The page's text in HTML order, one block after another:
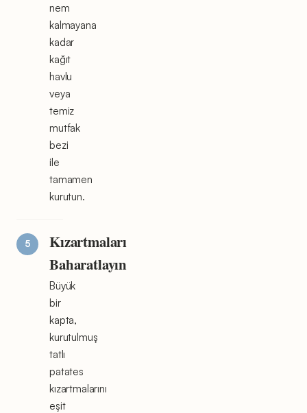
nem
kalmayana
kadar
kağıt
havlu
veya
temiz
mutfak
bezi
ile
tamamen
kurutun.
Kızartmaları
Baharatlayın
Büyük
bir
kapta,
kurutulmuş
tatlı
patates
kızartmalarını
eşit